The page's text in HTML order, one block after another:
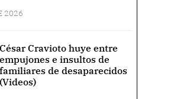
2026
César Cravioto huye entre
empujones e insultos de
familiares de desaparecidos
(Videos)